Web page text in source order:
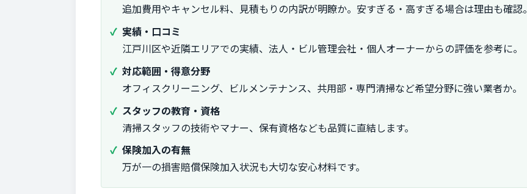
追加費用やキャンセル料、見積もりの内訳が明瞭か。安すぎる・高すぎる場合は理由も確認。
実績・口コミ
江戸川区や近隣エリアでの実績、法人・ビル管理会社・個人オーナーからの評価を参考に。
対応範囲・得意分野
オフィスクリーニング、ビルメンテナンス、共用部・専門清掃など希望分野に強い業者か。
スタッフの教育・資格
清掃スタッフの技術やマナー、保有資格なども品質に直結します。
保険加入の有無
万が一の損害賠償保険加入状況も大切な安心材料です。